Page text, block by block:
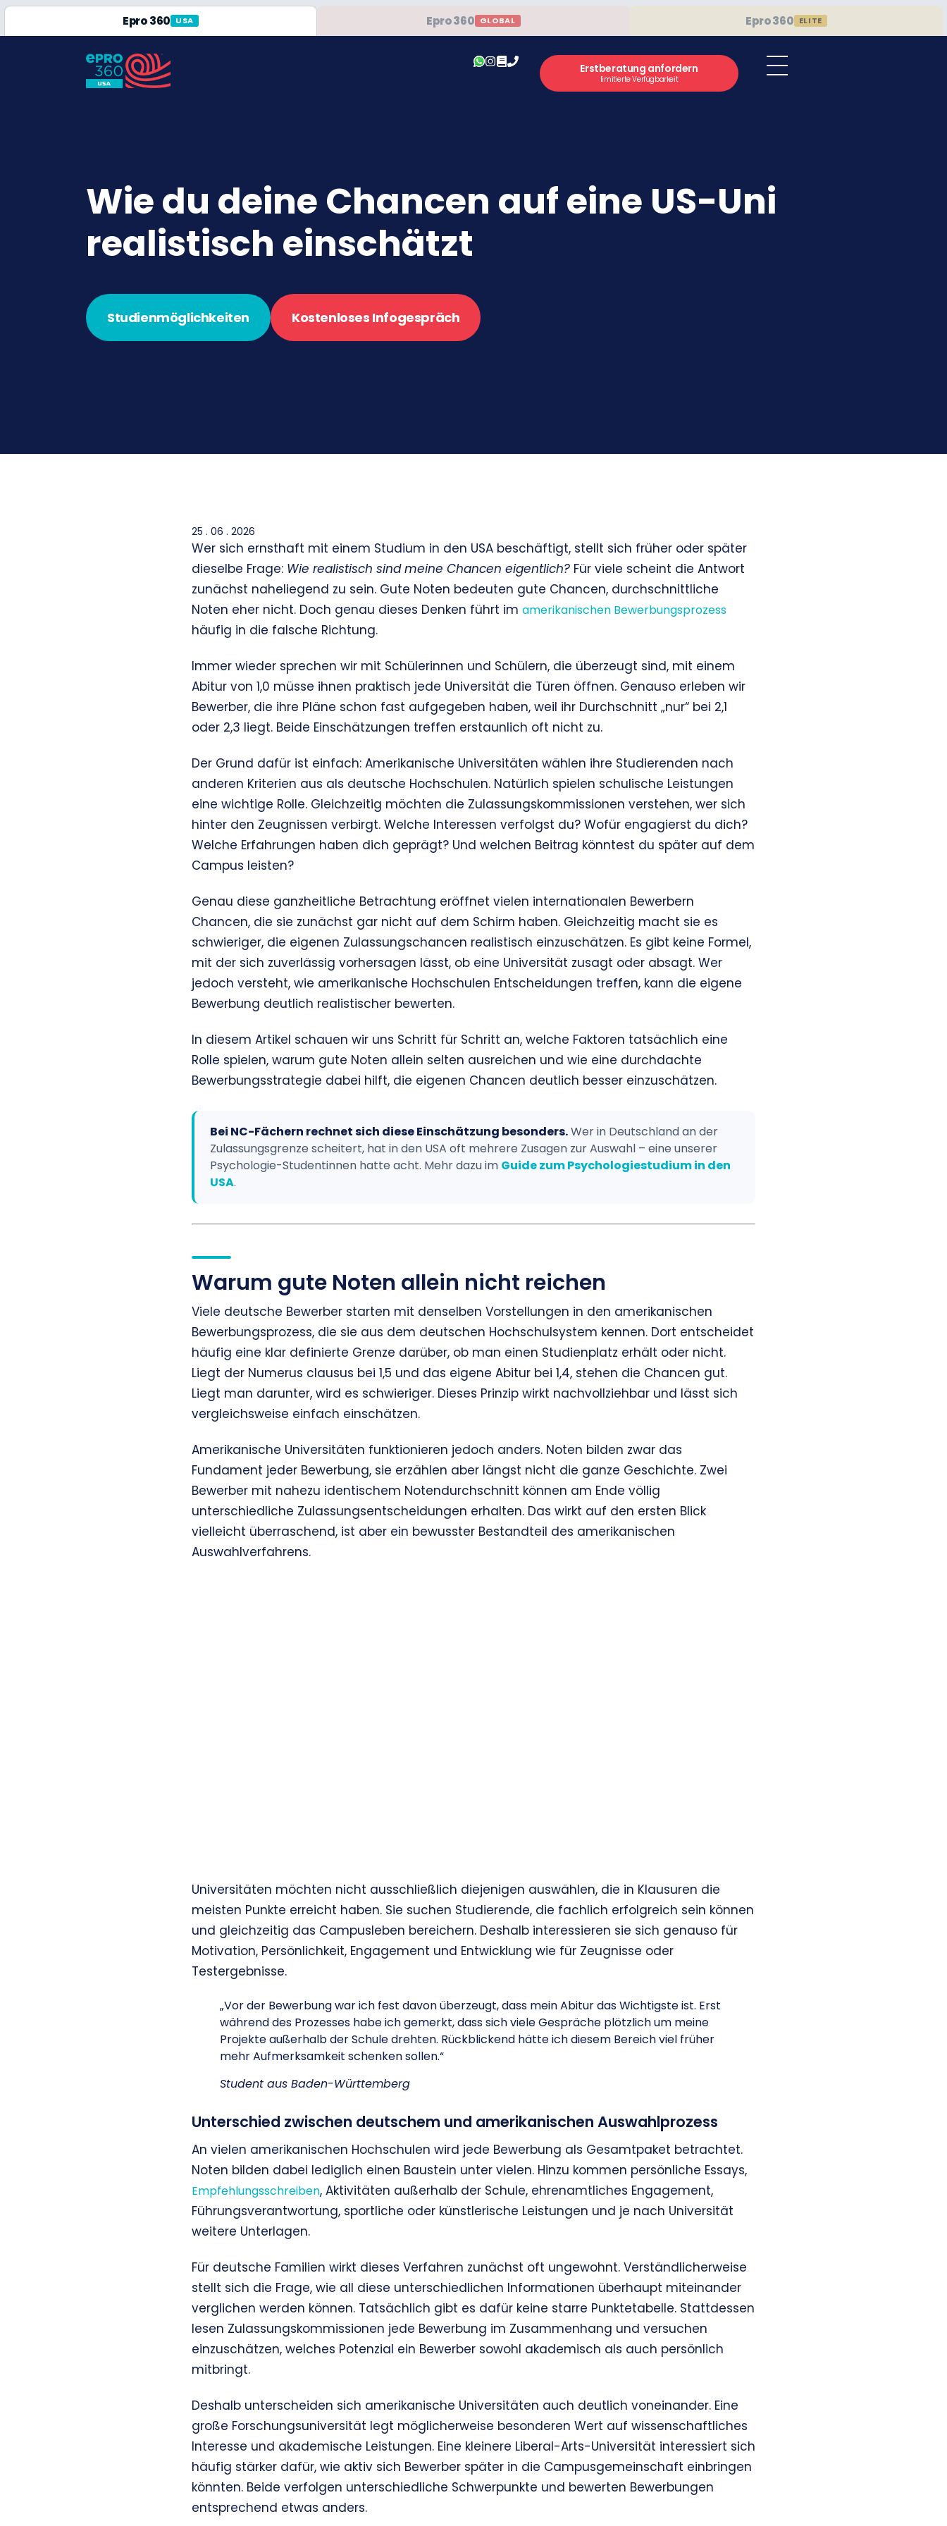
Epro 360 USA Epro 360 GLOBAL Epro 360 ELITE
Erstberatung anfordern
limitierte Verfügbarkeit
Wie du deine Chancen auf eine US-Uni
realistisch einschätzt
Studienmöglichkeiten Kostenloses Infogespräch
25 . 06 . 2026
Wer sich ernsthaft mit einem Studium in den USA beschäftigt, stellt sich früher oder später
dieselbe Frage: Wie realistisch sind meine Chancen eigentlich? Für viele scheint die Antwort
zunächst naheliegend zu sein. Gute Noten bedeuten gute Chancen, durchschnittliche
Noten eher nicht. Doch genau dieses Denken führt im amerikanischen Bewerbungsprozess
häufig in die falsche Richtung.
Immer wieder sprechen wir mit Schülerinnen und Schülern, die überzeugt sind, mit einem
Abitur von 1,0 müsse ihnen praktisch jede Universität die Türen öffnen. Genauso erleben wir
Bewerber, die ihre Pläne schon fast aufgegeben haben, weil ihr Durchschnitt „nur“ bei 2,1
oder 2,3 liegt. Beide Einschätzungen treffen erstaunlich oft nicht zu.
Der Grund dafür ist einfach: Amerikanische Universitäten wählen ihre Studierenden nach
anderen Kriterien aus als deutsche Hochschulen. Natürlich spielen schulische Leistungen
eine wichtige Rolle. Gleichzeitig möchten die Zulassungskommissionen verstehen, wer sich
hinter den Zeugnissen verbirgt. Welche Interessen verfolgst du? Wofür engagierst du dich?
Welche Erfahrungen haben dich geprägt? Und welchen Beitrag könntest du später auf dem
Campus leisten?
Genau diese ganzheitliche Betrachtung eröffnet vielen internationalen Bewerbern
Chancen, die sie zunächst gar nicht auf dem Schirm haben. Gleichzeitig macht sie es
schwieriger, die eigenen Zulassungschancen realistisch einzuschätzen. Es gibt keine Formel,
mit der sich zuverlässig vorhersagen lässt, ob eine Universität zusagt oder absagt. Wer
jedoch versteht, wie amerikanische Hochschulen Entscheidungen treffen, kann die eigene
Bewerbung deutlich realistischer bewerten.
In diesem Artikel schauen wir uns Schritt für Schritt an, welche Faktoren tatsächlich eine
Rolle spielen, warum gute Noten allein selten ausreichen und wie eine durchdachte
Bewerbungsstrategie dabei hilft, die eigenen Chancen deutlich besser einzuschätzen.
Bei NC-Fächern rechnet sich diese Einschätzung besonders.Wer in Deutschland an der
Zulassungsgrenze scheitert, hat in den USA oft mehrere Zusagen zur Auswahl – eine unserer
Psychologie-Studentinnen hatte acht. Mehr dazu im Guide zum Psychologiestudium in den
USA.
Warum gute Noten allein nicht reichen
Viele deutsche Bewerber starten mit denselben Vorstellungen in den amerikanischen
Bewerbungsprozess, die sie aus dem deutschen Hochschulsystem kennen. Dort entscheidet
häufig eine klar definierte Grenze darüber, ob man einen Studienplatz erhält oder nicht.
Liegt der Numerus clausus bei 1,5 und das eigene Abitur bei 1,4, stehen die Chancen gut.
Liegt man darunter, wird es schwieriger. Dieses Prinzip wirkt nachvollziehbar und lässt sich
vergleichsweise einfach einschätzen.
Amerikanische Universitäten funktionieren jedoch anders. Noten bilden zwar das
Fundament jeder Bewerbung, sie erzählen aber längst nicht die ganze Geschichte. Zwei
Bewerber mit nahezu identischem Notendurchschnitt können am Ende völlig
unterschiedliche Zulassungsentscheidungen erhalten. Das wirkt auf den ersten Blick
vielleicht überraschend, ist aber ein bewusster Bestandteil des amerikanischen
Auswahlverfahrens.
Universitäten möchten nicht ausschließlich diejenigen auswählen, die in Klausuren die
meisten Punkte erreicht haben. Sie suchen Studierende, die fachlich erfolgreich sein können
und gleichzeitig das Campusleben bereichern. Deshalb interessieren sie sich genauso für
Motivation, Persönlichkeit, Engagement und Entwicklung wie für Zeugnisse oder
Testergebnisse.
„Vor der Bewerbung war ich fest davon überzeugt, dass mein Abitur das Wichtigste ist. Erst
während des Prozesses habe ich gemerkt, dass sich viele Gespräche plötzlich um meine
Projekte außerhalb der Schule drehten. Rückblickend hätte ich diesem Bereich viel früher
mehr Aufmerksamkeit schenken sollen.“
Student aus Baden-Württemberg
Unterschied zwischen deutschem und amerikanischen Auswahlprozess
An vielen amerikanischen Hochschulen wird jede Bewerbung als Gesamtpaket betrachtet.
Noten bilden dabei lediglich einen Baustein unter vielen. Hinzu kommen persönliche Essays,
Empfehlungsschreiben, Aktivitäten außerhalb der Schule, ehrenamtliches Engagement,
Führungsverantwortung, sportliche oder künstlerische Leistungen und je nach Universität
weitere Unterlagen.
Für deutsche Familien wirkt dieses Verfahren zunächst oft ungewohnt. Verständlicherweise
stellt sich die Frage, wie all diese unterschiedlichen Informationen überhaupt miteinander
verglichen werden können. Tatsächlich gibt es dafür keine starre Punktetabelle. Stattdessen
lesen Zulassungskommissionen jede Bewerbung im Zusammenhang und versuchen
einzuschätzen, welches Potenzial ein Bewerber sowohl akademisch als auch persönlich
mitbringt.
Deshalb unterscheiden sich amerikanische Universitäten auch deutlich voneinander. Eine
große Forschungsuniversität legt möglicherweise besonderen Wert auf wissenschaftliches
Interesse und akademische Leistungen. Eine kleinere Liberal-Arts-Universität interessiert sich
häufig stärker dafür, wie aktiv sich Bewerber später in die Campusgemeinschaft einbringen
könnten. Beide verfolgen unterschiedliche Schwerpunkte und bewerten Bewerbungen
entsprechend etwas anders.